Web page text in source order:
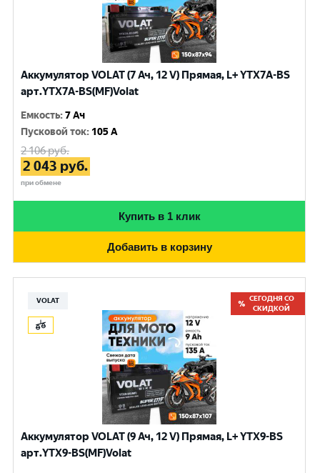
Аккумулятор VOLAT (7 Ач, 12 V) Прямая, L+ YTX7A-BS
арт.YTX7A-BS(MF)Volat
Емкость:7 Ач
Пусковой ток: 105 A
2 106руб.
2 043 руб.
при обмене
Купить в 1 клик
Добавить в корзину
VOLAT
СЕГОДНЯ СО
СКИДКОЙ
Аккумулятор VOLAT (9 Ач, 12 V) Прямая, L+ YTX9-BS
арт.YTX9-BS(MF)Volat